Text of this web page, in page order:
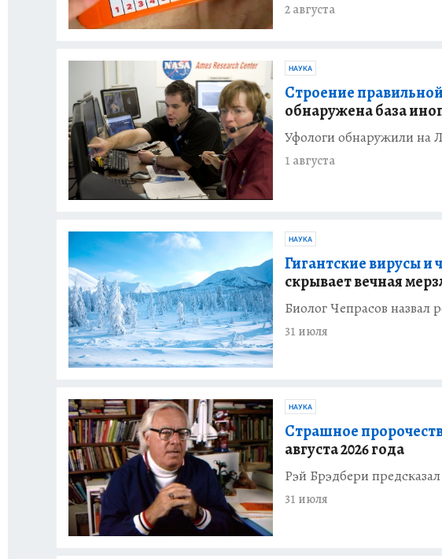
2 августа
НАУКА
Строение
обнаружена база
Уфологи обнаружили на
1 августа
НАУКА
Гигантские вирусы и
скрывает вечная
Биолог Чепрасов назвал
31 июля
НАУКА
Страшное
августа 2026 года
Рэй Брэдбери
31 июля